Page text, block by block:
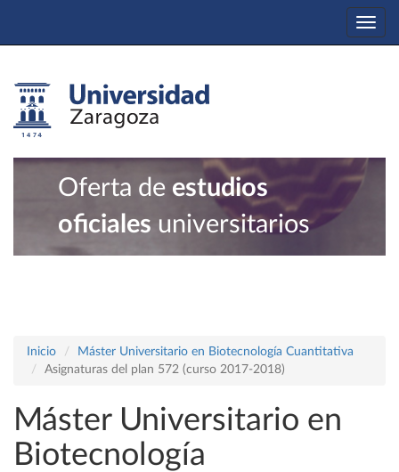
Oferta de estudios
oficiales universitarios
Inicio
Máster Universitario en Biotecnología Cuantitativa
Asignaturas del plan 572 (curso 2017-2018)
Máster Universitario en
Biotecnología